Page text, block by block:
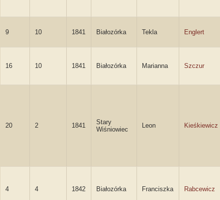
9 10 1841 Białozórka Tekla Englert
16 10 1841 Białozórka Marianna Szczur
20 2 1841
Stary
Wiśniowiec
Leon Kieśkiewicz
4 4 1842 Białozórka Franciszka Rabcewicz